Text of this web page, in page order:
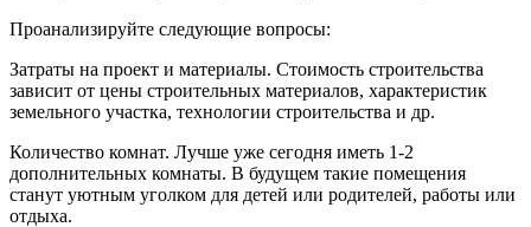
Проанализируйте следующие вопросы:
Затраты на проект и материалы. Стоимость строительства
зависит от цены строительных материалов, характеристик
земельного участка, технологии строительства и др.
Количество комнат. Лучше уже сегодня иметь 1-2
дополнительных комнаты. В будущем такие помещения
станут уютным уголком для детей или родителей, работы или
отдыха.